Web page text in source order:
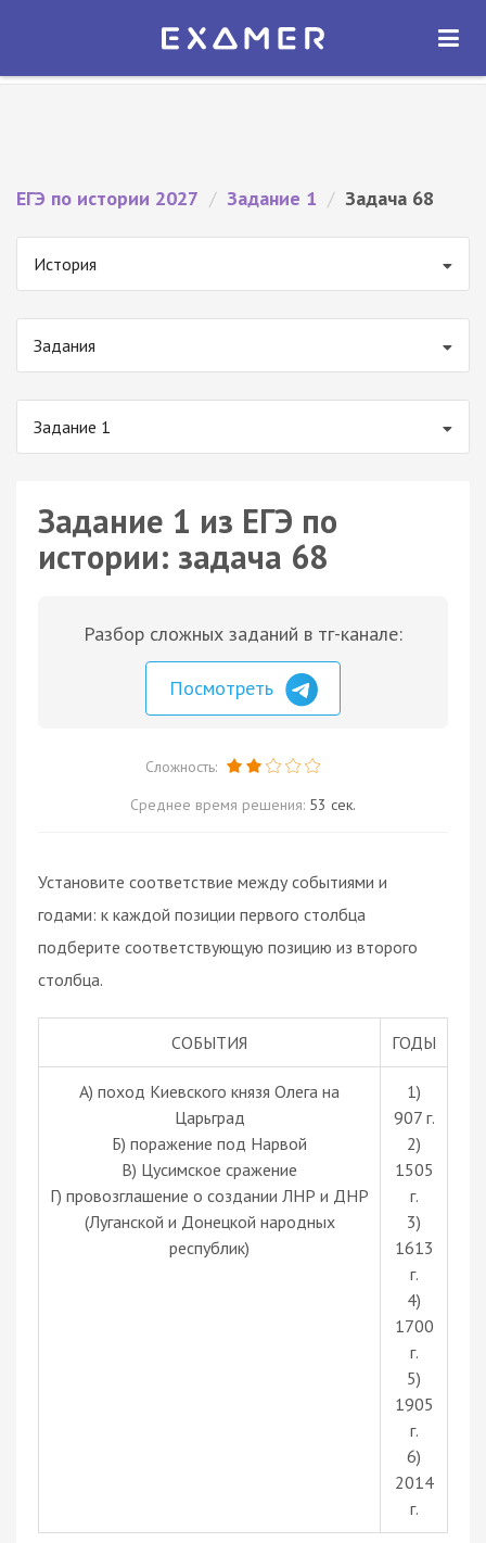
Экзамер — ЕГЭ 2027
ОТКРЫТЬ
ЕГЭ по истории 2027 / Задание 1 / Задача 68
История
Задания
Задание 1
Задание 1 из ЕГЭ по
истории: задача 68
Разбор сложных заданий в тг-канале:
Посмотреть
Сложность:
Среднее время решения: 53 сек.
Установите соответствие между событиями и
годами: к каждой позиции первого столбца
подберите соответствующую позицию из второго
столбца.
СОБЫТИЯ ГОДЫ
А) поход Киевского князя Олега на
Царьград
Б) поражение под Нарвой
В) Цусимское сражение
Г) провозглашение о создании ЛНР и ДНР
(Луганской и Донецкой народных
республик)
1)
907 г.
2)
1505
г.
3)
1613
г.
4)
1700
г.
5)
1905
г.
6)
2014
г.